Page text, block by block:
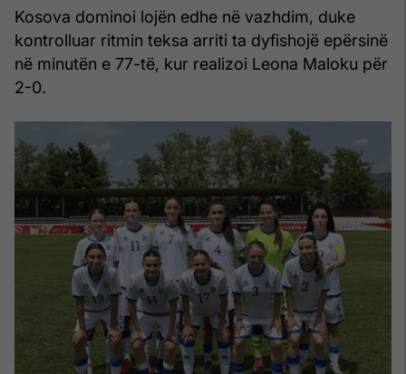
Kosova dominoi lojën edhe në vazhdim, duke
kontrolluar ritmin teksa arriti ta dyfishojë epërsinë
në minutën e 77-të, kur realizoi Leona Maloku për
2-0.